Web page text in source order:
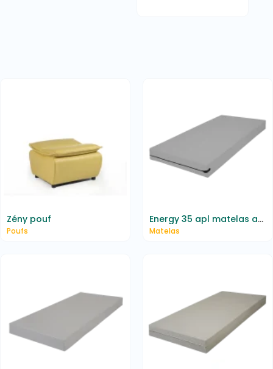
Poufs
Zény pouf
Matelas
Energy 35 apl matelas anti-punaises imperméable m1